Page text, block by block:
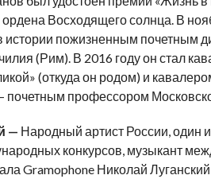
ордена Восходящего солнца. В
истории пожизненным почетным
(Рим). В 2016 году он стал
(откуда он родом) и
почетным профессором
— Народный артист России, один
конкурсов, музыкант
Gramophone Николай